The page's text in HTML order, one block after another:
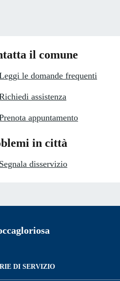
il comune
le domande frequenti
assistenza
appuntamento
in città
disservizio
DI SERVIZIO